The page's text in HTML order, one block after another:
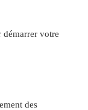
démarrer votre
des